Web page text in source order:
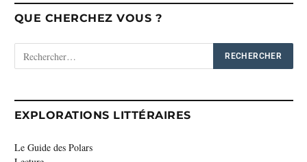
QUE CHERCHEZ VOUS ?
EXPLORATIONS LITTÉRAIRES
Le Guide des Polars